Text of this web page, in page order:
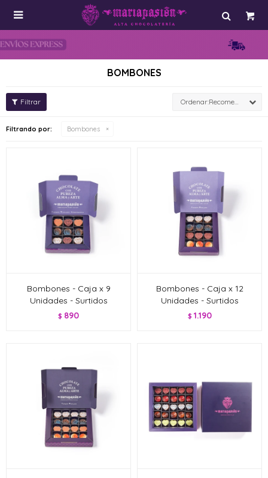

BOMBONES
Recomendados
Filtrando por: Bombones
Bombones - Caja x 9
Unidades - Surtidos
$ 890
Bombones - Caja x 12
Unidades - Surtidos
$ 1.190